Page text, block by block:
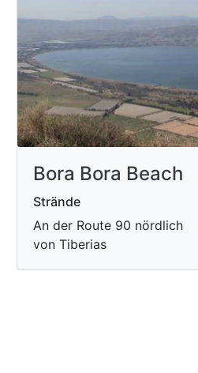
Bora Bora Beach
Strände
An der Route 90 nördlich
von Tiberias